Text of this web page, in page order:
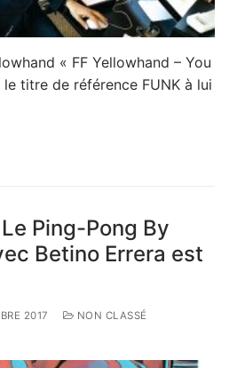
« FF Yellowhand – You
titre de référence FUNK à lui
Ping-Pong By
Betino Errera est
2017
NON CLASSÉ